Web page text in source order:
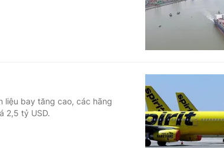
liệu bay tăng cao, các hãng
2,5 tỷ USD.